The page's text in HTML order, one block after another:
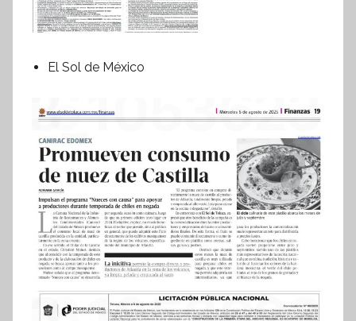
El Sol de México